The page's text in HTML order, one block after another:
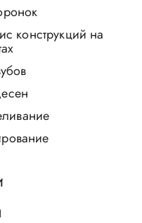
конструкций на